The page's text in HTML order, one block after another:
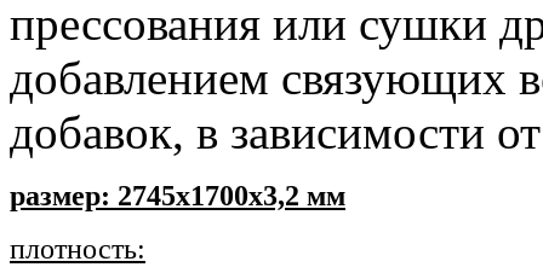
прессования или сушки
добавлением связующих
добавок, в зависимости
размер: 2745х1700х3,2 мм
плотность: